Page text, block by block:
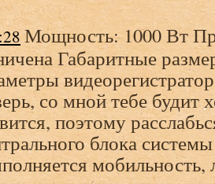
Мощность: 1000 Вт
Габаритные
со мной тебе будит
поэтому
блока
мобильность,